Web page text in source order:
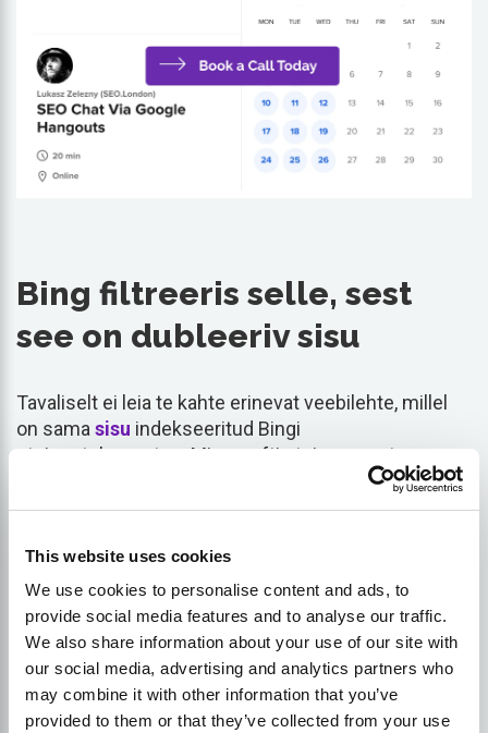
This website uses cookies
We use cookies to personalise content and ads, to
provide social media features and to analyse our traffic.
We also share information about your use of our site with
our social media, advertising and analytics partners who
may combine it with other information that you’ve
provided to them or that they’ve collected from your use
Bing filtreeris selle, sest
see on dubleeriv sisu
Tavaliselt ei leia te kahte erinevat veebilehte, millel
on samasisu indekseeritud Bingi
otsingutulemustes. Microsofti otsingumootor
kasutab algoritmi, mis filtreerib automaatselt
dubleeritud sisuga veebilehti. Kui kolmel leheküljel
avaldas selle esimesena, ja lisada selle lehekülje
oma otsingutulemustesse. Ülejäänud kaks
lehekülge filtreeritakse Bingi indeksist automaatselt
välja, sest need sisaldavad topelt sisu. Seda tehakse
selleks, et Bingi kasutajad näeksid
otsingutulemustes unikaalseid lehekülgi.